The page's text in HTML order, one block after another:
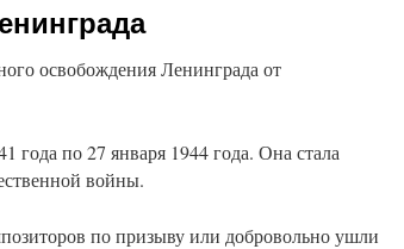
освобождения Ленинграда от
года по 27 января 1944 года. Она стала
войны.
по призыву или добровольно ушли